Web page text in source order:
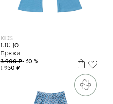
KIDS
LIU JO
Брюки
3 900 ₽- 50 %
1 950 ₽